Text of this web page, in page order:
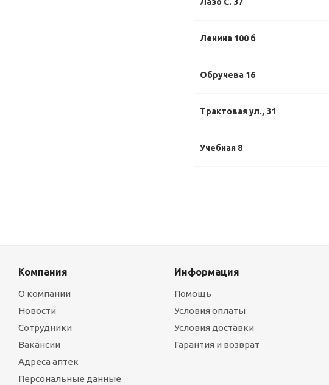
Ленина 100 б
Обручева 16
Трактовая ул., 31
Учебная 8
Компания
О компании
Новости
Сотрудники
Вакансии
Адреса аптек
Персональные данные
Информация
Помощь
Условия оплаты
Условия доставки
Гарантия и возврат